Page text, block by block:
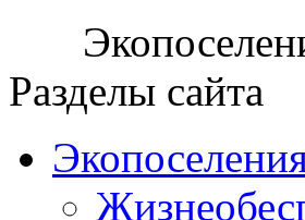
Разделы сайта